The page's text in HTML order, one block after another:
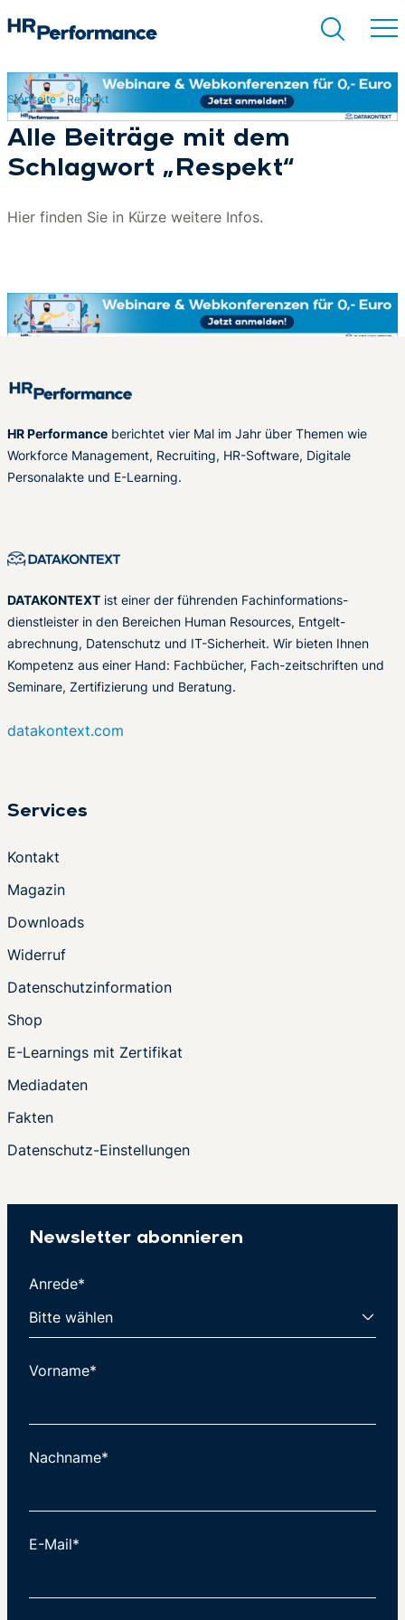
Suchen
Startseite» Respekt
Alle Beiträge mit dem
Schlagwort „Respekt“
Hier finden Sie in Kürze weitere Infos.
HR Performance berichtet vier Mal im Jahr über Themen wie
Workforce Management, Recruiting, HR-Software, Digitale
Personalakte und E-Learning.
DATAKONTEXT ist einer der führenden Fachinformations-
dienstleister in den Bereichen Human Resources, Entgelt-
abrechnung, Datenschutz und IT-Sicherheit. Wir bieten Ihnen
Kompetenz aus einer Hand: Fachbücher, Fach-zeitschriften und
Seminare, Zertifizierung und Beratung.
datakontext.com
Services
Kontakt
Magazin
Downloads
Widerruf
Datenschutzinformation
Shop
E-Learnings mit Zertifikat
Mediadaten
Fakten
Datenschutz-Einstellungen
Newsletter abonnieren
Anrede*
Vorname*
Nachname*
E-Mail*